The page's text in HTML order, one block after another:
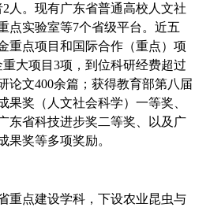
2 人。现有广东省普通高校人文社
点实验室等7个省级平台。近五
重点项目和国际合作（重点）项
大项目 3项，到位科研经费超过
论文400余篇；获得教育部第八届
果奖（人文社会科学）一等奖、
东省科技进步奖二等奖、以及广
果奖等多项奖励。
重点建设学科，下设农业昆虫与